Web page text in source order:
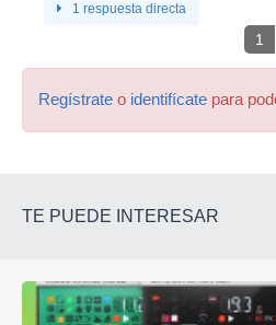
1 respuesta directa
1
Regístrate o identifícate para
TE PUEDE INTERESAR